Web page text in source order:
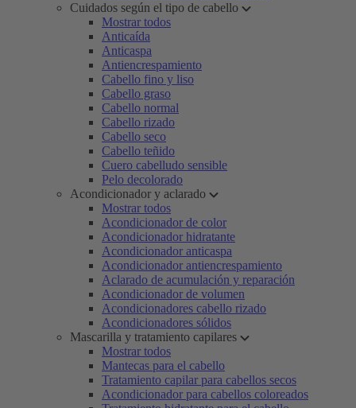
Cuidados según el tipo de cabello
Mostrar todos
Anticaída
Anticaspa
Antiencrespamiento
Cabello fino y liso
Cabello graso
Cabello normal
Cabello rizado
Cabello seco
Cabello teñido
Cuero cabelludo sensible
Pelo decolorado
Acondicionador y aclarado
Mostrar todos
Acondicionador de color
Acondicionador hidratante
Acondicionador anticaspa
Acondicionador antiencrespamiento
Aclarado de acumulación y reparación
Acondicionador de volumen
Acondicionadores cabello rizado
Acondicionadores sólidos
Mascarilla y tratamiento capilares
Mostrar todos
Mantecas para el cabello
Tratamiento capilar para cabellos secos
Acondicionador para cabellos coloreados